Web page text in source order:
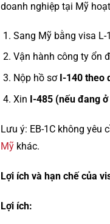
doanh nghiệp tại Mỹ
Sang Mỹ bằng visa L-
Vận hành công ty ổn
Nộp hồ sơ I-140 theo
Xin I-485 (nếu đang
Lưu ý: EB-1C không yêu
Mỹ khác.
Lợi ích và hạn chế của
Lợi ích: